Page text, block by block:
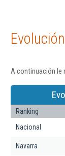
A continuación le
Ranking
Nacional
Navarra